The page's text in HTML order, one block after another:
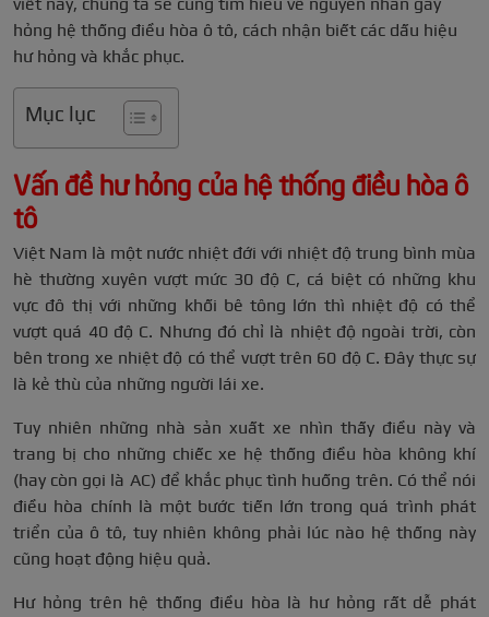
hỏng hệ thống điều hòa ô tô, cách nhận biết các dấu hiệu
hư hỏng và khắc phục.
Mục lục
Vấn đề hư hỏng của hệ thống điều hòa ô
tô
Việt Nam là một nước nhiệt đới với nhiệt độ trung bình mùa
hè thường xuyên vượt mức 30 độ C, cá biệt có những khu
vực đô thị với những khối bê tông lớn thì nhiệt độ có thể
vượt quá 40 độ C. Nhưng đó chỉ là nhiệt độ ngoài trời, còn
bên trong xe nhiệt độ có thể vượt trên 60 độ C. Đây thực sự
là kẻ thù của những người lái xe.
Tuy nhiên những nhà sản xuất xe nhìn thấy điều này và
trang bị cho những chiếc xe hệ thống điều hòa không khí
(hay còn gọi là AC) để khắc phục tình huống trên. Có thể nói
điều hòa chính là một bước tiến lớn trong quá trình phát
triển của ô tô, tuy nhiên không phải lúc nào hệ thống này
cũng hoạt động hiệu quả.
Hư hỏng trên hệ thống điều hòa là hư hỏng rất dễ phát